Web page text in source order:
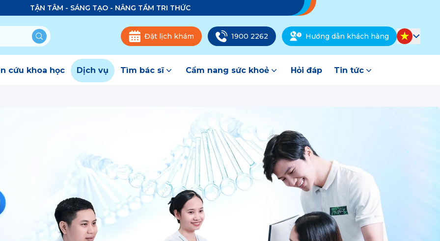
TẬN TÂM - SÁNG TẠO - NÂNG TẦM TRI THỨC
Đặt lịch khám 1900 2262 Hướng dẫn khách hàng
cứu khoa học Dịch vụ Tìm bác sĩ Cẩm nang sức khoẻ Hỏi đáp Tin tức